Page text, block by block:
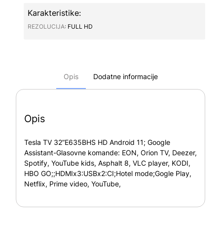
Karakteristike:
REZOLUCIJA∶ FULL HD
Opis Dodatne informacije
Opis
Tesla TV 32”E635BHS HD Android 11; Google
Assistant-Glasovne komande: EON, Orion TV, Deezer,
Spotify, YouTube kids, Asphalt 8, VLC player, KODI,
HBO GO;;HDMIx3:USBx2:CI;Hotel mode;Gogle Play,
Netflix, Prime video, YouTube,